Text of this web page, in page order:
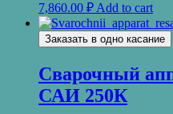
7,860.00 ₽ Add to cart
Заказать в одно касание
Сварочный
САИ 250К